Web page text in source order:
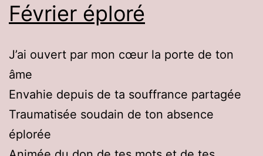
Février éploré
J’ai ouvert par mon cœur la porte de ton
âme
Envahie depuis de ta souffrance partagée
Traumatisée soudain de ton absence
éplorée